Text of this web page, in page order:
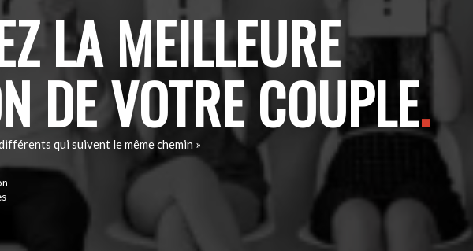
LA MEILLEURE
DE VOTRE COUPLE.
qui suivent le même chemin »